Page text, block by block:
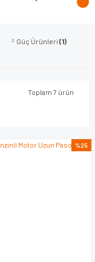
Güç Ürünleri(1)
Toplam 7 ürün
%25